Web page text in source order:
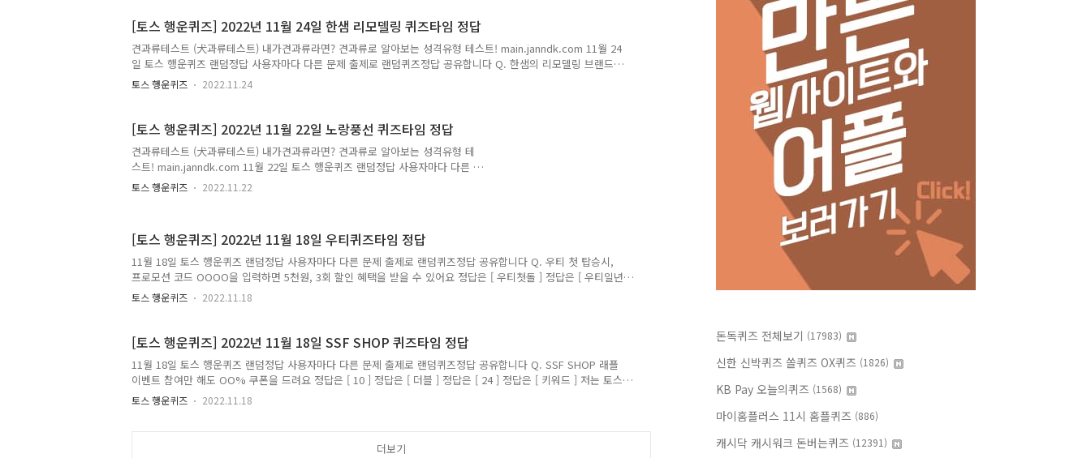
고싶으시다면, ↓↓↓↓↓↓↓ 캐시워크퀴즈에 대해 더 자세히 알고싶으시다면, ↓↓↓↓↓↓↓ 돈독퀴즈의 더
다양하고 많은 퀴즈 및 할인정보가 궁금..
[토스 행운퀴즈] 2022년 11월 24일 한샘 리모델링 퀴즈타임 정답
견과류테스트 (犬과류테스트) 내가견과류라면? 견과류로 알아보는 성격유형 테스트! main.janndk.com 11월 24
일 토스 행운퀴즈 랜덤정답 사용자마다 다른 문제 출제로 랜덤퀴즈정답 공유합니다 Q. 한샘의 리모델링 브랜드
OOOOOO는 건축자재부터, 리모델링 상담, 설계, 시공, A/S까지 토탈 리모델링 서비스를 제공해요 정답은 [ 한
샘리하우스 ] 저는 토스 행운퀴즈의 정답을 최대한 빠르고 정확하게 포스팅해볼까 합니다. 앞으로 다양하고 많은
검색해주세요!! 토스행운퀴즈에 대해 더 자세히 알고싶으시다면, ↓↓↓↓↓↓↓ 캐시워크퀴즈에 대해 더 자세히
알고싶으시다면, ↓↓↓↓↓↓↓ 돈독퀴즈의 더 ..
토스 행운퀴즈 2022.11.24
[토스 행운퀴즈] 2022년 11월 22일 노랑풍선 퀴즈타임 정답
견과류테스트 (犬과류테스트) 내가견과류라면? 견과류로 알아보는 성격유형 테
스트! main.janndk.com 11월 22일 토스 행운퀴즈 랜덤정답 사용자마다 다른 문
제 출제로 랜덤퀴즈정답 공유합니다 Q. 역대급 여행쇼핑 굿BUY페스타에서는 매
주화요일마다 항공권 최대OO% 할인쿠폰을 드려요 정답은 [ 50 ] 정답은 [ 페스
시다면, 구독 또는 즐겨찾기 추가를 권장합니다. 네이버나 다음에 돈독퀴즈를 검
색해주세요!! 토스행운퀴즈에 대해 더 자세히 알고싶으시다면, ↓↓↓↓↓↓↓
캐시워크퀴즈에 대해 더 자세히 알고싶으시다면, ↓↓↓↓↓↓↓ 돈독퀴즈의
더 다..
토스 행운퀴즈 2022.11.22
[토스 행운퀴즈] 2022년 11월 18일 우티퀴즈타임 정답
11월 18일 토스 행운퀴즈 랜덤정답 사용자마다 다른 문제 출제로 랜덤퀴즈정답 공유합니다 Q. 우티 첫 탑승시,
프로모션 코드 OOOO을 입력하면 5천원, 3회 할인 혜택을 받을 수 있어요 정답은 [ 우티첫돌 ] 정답은 [ 우티일년
] 정답은 [ 1주년 ] 정답은 [ 658 ] 저는 토스 행운퀴즈의 정답을 최대한 빠르고 정확하게 포스팅해볼까 합니다. 앞
으로 다양하고 많은 퀴즈 정답을 보다 손쉽게 알고 싶으시다면, 구독 또는 즐겨찾기 추가를 권장합니다. 네이버나
즈에 대해 더 자세히 알고싶으시다면, ↓↓↓↓↓↓↓ 돈독퀴즈의 더 다양하고 많은 퀴즈 및 할인정보가 궁금하
시다면, 돈독퀴즈 블로그 카테고리를 확..
토스 행운퀴즈 2022.11.18
[토스 행운퀴즈] 2022년 11월 18일 SSF SHOP 퀴즈타임 정답
11월 18일 토스 행운퀴즈 랜덤정답 사용자마다 다른 문제 출제로 랜덤퀴즈정답 공유합니다 Q. SSF SHOP 래플
이벤트 참여만 해도 OO% 쿠폰을 드려요 정답은 [ 10 ] 정답은 [ 더블 ] 정답은 [ 24 ] 정답은 [ 키워드 ] 저는 토스
행운퀴즈의 정답을 최대한 빠르고 정확하게 포스팅해볼까 합니다. 앞으로 다양하고 많은 퀴즈 정답을 보다 손쉽
게 알고 싶으시다면, 구독 또는 즐겨찾기 추가를 권장합니다. 네이버나 다음에 돈독퀴즈를 검색해주세요!! 토스행
↓↓↓↓↓↓↓ 돈독퀴즈의 더 다양하고 많은 퀴즈 및 할인정보가 궁금하시다면, 돈독퀴즈 블로그 카테고리를
토스 행운퀴즈 2022.11.18
더보기
돈독퀴즈 전체보기 (17983)
신한 신박퀴즈 쏠퀴즈 OX퀴즈 (1826)
KB Pay 오늘의퀴즈 (1568)
마이홈플러스 11시 홈플퀴즈 (886)
캐시닥 캐시워크 돈버는퀴즈 (12391)